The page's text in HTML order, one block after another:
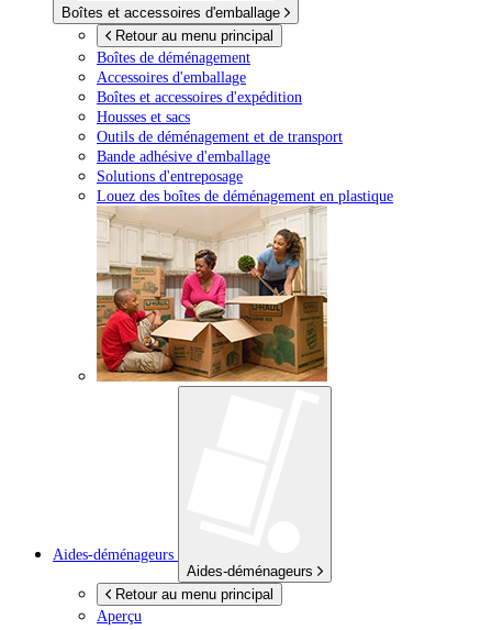
Boîtes et accessoires d'emballage
Retour au menu principal
Boîtes de déménagement
Accessoires d'emballage
Boîtes et accessoires d'expédition
Housses et sacs
Outils de déménagement et de transport
Bande adhésive d'emballage
Solutions d'entreposage
Louez des boîtes de déménagement en plastique
Aides-déménageurs
Aides-déménageurs
Retour au menu principal
Aperçu